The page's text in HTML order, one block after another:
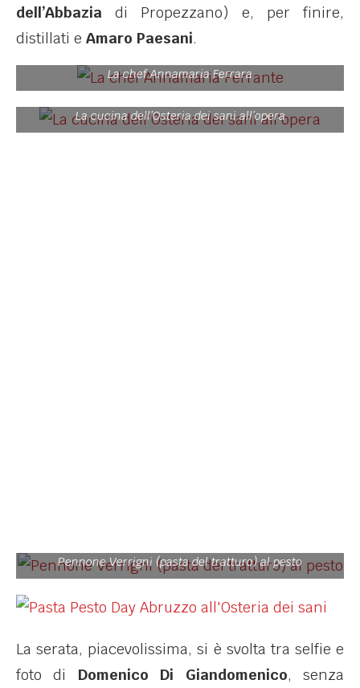
dell’Abbazia di Propezzano) e, per finire,
distillati e Amaro Paesani.
La chef Annamaria Ferrara
La cucina dell’Osteria dei sani all’opera
Pennone Verrigni (pasta del tratturo) al pesto
La serata, piacevolissima, si è svolta tra selfie e
foto di Domenico Di Giandomenico, senza